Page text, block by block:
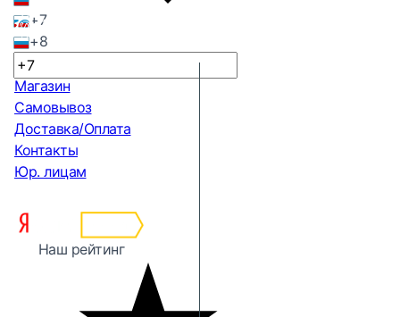
+7
+8
Магазин
Самовывоз
Доставка/Оплата
Контакты
Юр. лицам
Наш рейтинг